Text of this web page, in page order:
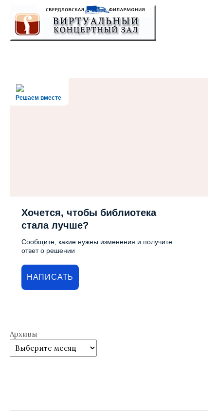
Решаем вместе
Хочется, чтобы библиотека
стала лучше?
Сообщите, какие нужны изменения и получите
ответ о решении
НАПИСАТЬ
Архивы